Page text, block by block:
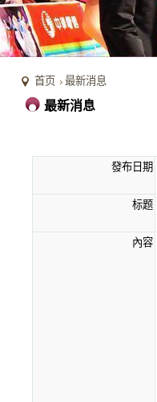
首页 最新消息
最新消息
發布日期
标题
內容